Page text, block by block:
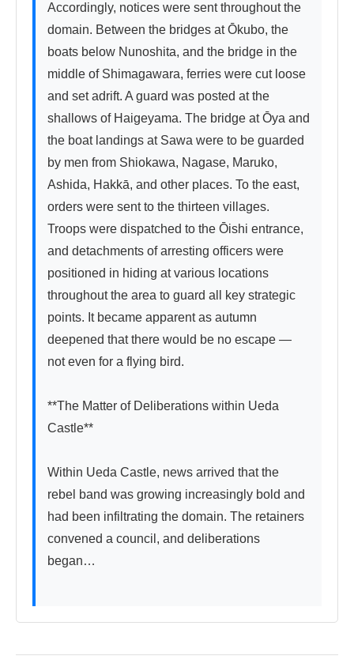
Accordingly, notices were sent throughout the
domain. Between the bridges at Ōkubo, the
boats below Nunoshita, and the bridge in the
middle of Shimagawara, ferries were cut loose
and set adrift. A guard was posted at the
shallows of Haigeyama. The bridge at Ōya and
the boat landings at Sawa were to be guarded
by men from Shiokawa, Nagase, Maruko,
Ashida, Hakkā, and other places. To the east,
orders were sent to the thirteen villages.
Troops were dispatched to the Ōishi entrance,
and detachments of arresting officers were
positioned in hiding at various locations
throughout the area to guard all key strategic
points. It became apparent as autumn
deepened that there would be no escape —
not even for a flying bird.
**The Matter of Deliberations within Ueda
Castle**
Within Ueda Castle, news arrived that the
rebel band was growing increasingly bold and
had been infiltrating the domain. The retainers
convened a council, and deliberations
began…